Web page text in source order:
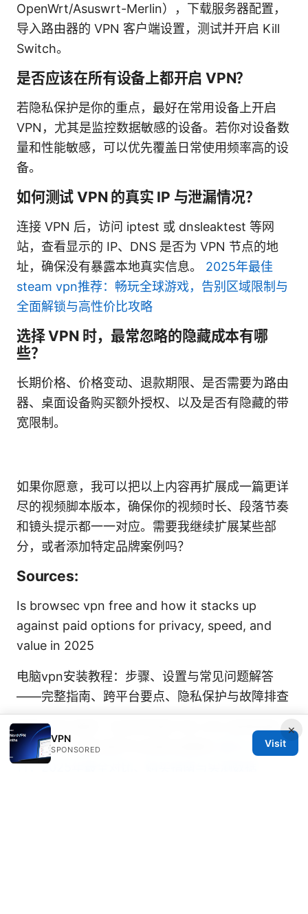
OpenWrt/Asuswrt-Merlin），下载服务器配置，
导入路由器的 VPN 客户端设置，测试并开启 Kill
Switch。
是否应该在所有设备上都开启 VPN？
若隐私保护是你的重点，最好在常用设备上开启
VPN，尤其是监控数据敏感的设备。若你对设备数
量和性能敏感，可以优先覆盖日常使用频率高的设
备。
如何测试 VPN 的真实 IP 与泄漏情况？
连接 VPN 后，访问 iptest 或 dnsleaktest 等网
站，查看显示的 IP、DNS 是否为 VPN 节点的地
址，确保没有暴露本地真实信息。 2025年最佳
steam vpn推荐：畅玩全球游戏，告别区域限制与
全面解锁与高性价比攻略
选择 VPN 时，最常忽略的隐藏成本有哪
些？
长期价格、价格变动、退款期限、是否需要为路由
器、桌面设备购买额外授权、以及是否有隐藏的带
宽限制。
如果你愿意，我可以把以上内容再扩展成一篇更详
尽的视频脚本版本，确保你的视频时长、段落节奏
和镜头提示都一一对应。需要我继续扩展某些部
分，或者添加特定品牌案例吗？
Sources:
Is browsec vpn free and how it stacks up
against paid options for privacy, speed, and
value in 2025
电脑vpn安装教程：步骤、设置与常见问题解答
——完整指南、跨平台要点、隐私保护与故障排查
翻墙 机场 推荐：在机场场景下的 VPN 使用指南、
速度测试、隐私保护与法律合规解析
国内vpn排
行：2025年最全对比、购买指南与实测数据
×
VPN
SPONSORED
Visit